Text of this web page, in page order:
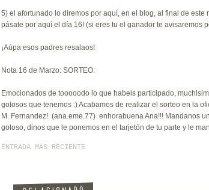
5) el afortunado lo diremos por aquí, en el blog, al final de
pásate por aquí el día 16! (si eres tu el ganador te avisaremos
¡Aúpa esos padres resalaos!
Nota 16 de Marzo: SORTEO:
Emocionados de tooooodo lo que habeis participado,
golosos que tenemos :) Acabamos de realizar el sorteo en la
M. Fernandez! (ana.eme.77) enhorabuena Ana!!! Mandanos
goloso, dinos que le ponemos en el tarjetón de tu parte y le
ENTRADA MÁS RECIENTE